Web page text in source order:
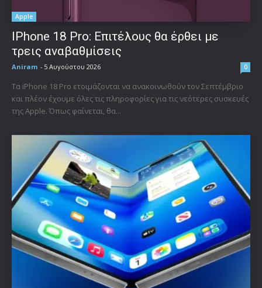
Apple
IPhone 18 Pro: Επιτέλους θα έρθει με
τρεις αναβαθμίσεις
Aniram - 5 Αυγούστου 2026 0
Τα iPhone 18 Pro ετοιμάζονται να ανακοινωθούν τον Σεπτέμβριο
και πλέον έχουμε όλες τις πληροφορίες για τις νεότερες συσκευές
της Apple. Όπως φαίνεται, θα...